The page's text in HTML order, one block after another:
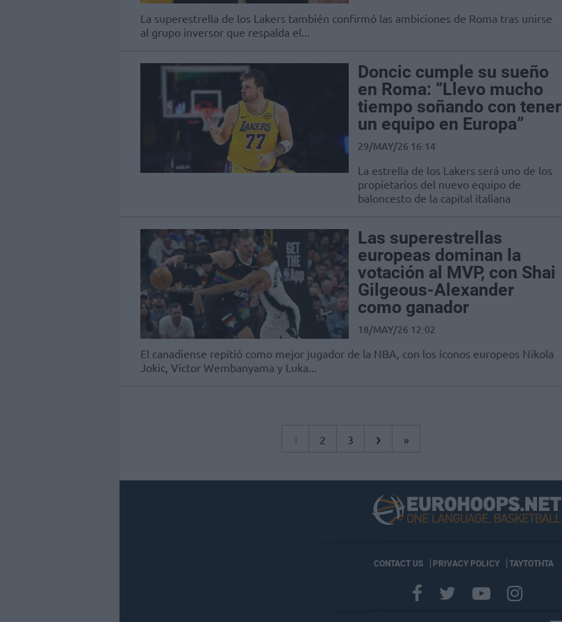
La superestrella de los Lakers también confirmó las ambiciones de Roma tras unirse
al grupo inversor que respalda el...
Doncic cumple su sueño
en Roma: “Llevo mucho
tiempo soñando con tener
un equipo en Europa”
29/MAY/26 16:14
La estrella de los Lakers será uno de los
propietarios del nuevo equipo de
baloncesto de la capital italiana
Las superestrellas
europeas dominan la
votación al MVP, con Shai
Gilgeous-Alexander
como ganador
18/MAY/26 12:02
El canadiense repitió como mejor jugador de la NBA, con los íconos europeos Nikola
Jokic, Victor Wembanyama y Luka...
1 2 3 › »
CONTACT US PRIVACY POLICY ΤΑΥΤΟΤΗΤΑ